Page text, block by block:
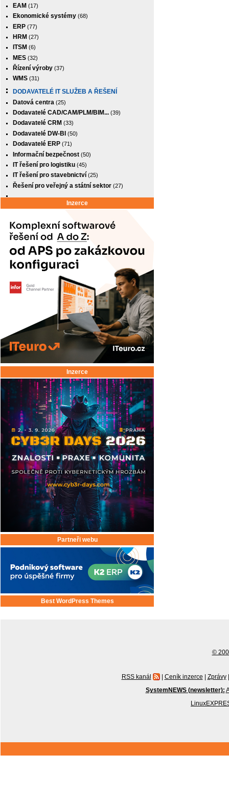
EAM (17)
Ekonomické systémy (68)
ERP (77)
HRM (27)
ITSM (6)
MES (32)
Řízení výroby (37)
WMS (31)
DODAVATELÉ IT SLUŽEB A ŘEŠENÍ
Datová centra (25)
Dodavatelé CAD/CAM/PLM/BIM... (39)
Dodavatelé CRM (33)
Dodavatelé DW-BI (50)
Dodavatelé ERP (71)
Informační bezpečnost (50)
IT řešení pro logistiku (45)
IT řešení pro stavebnictví (25)
Řešení pro veřejný a státní sektor (27)
Inzerce
Inzerce
Partneři webu
Best WordPress Themes
©
RSS kanál | Ceník inzerce | Zprávy |
SystemNEWS (newsletter):